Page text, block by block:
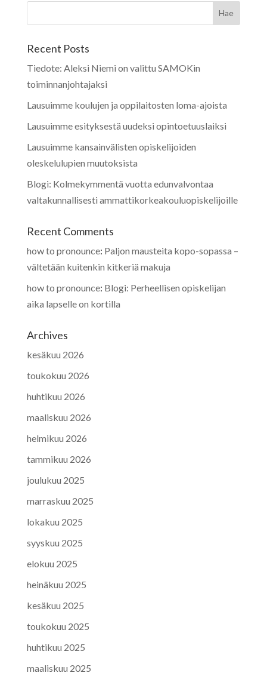
Recent Posts
Tiedote: Aleksi Niemi on valittu SAMOKin
toiminnanjohtajaksi
Lausuimme koulujen ja oppilaitosten loma-ajoista
Lausuimme esityksestä uudeksi opintoetuuslaiksi
Lausuimme kansainvälisten opiskelijoiden
oleskelulupien muutoksista
Blogi: Kolmekymmentä vuotta edunvalvontaa
valtakunnallisesti ammattikorkeakouluopiskelijoille
Recent Comments
how to pronounce: Paljon mausteita kopo-sopassa –
vältetään kuitenkin kitkeriä makuja
how to pronounce: Blogi: Perheellisen opiskelijan
aika lapselle on kortilla
Archives
kesäkuu 2026
toukokuu 2026
huhtikuu 2026
maaliskuu 2026
helmikuu 2026
tammikuu 2026
joulukuu 2025
marraskuu 2025
lokakuu 2025
syyskuu 2025
elokuu 2025
heinäkuu 2025
kesäkuu 2025
toukokuu 2025
huhtikuu 2025
maaliskuu 2025